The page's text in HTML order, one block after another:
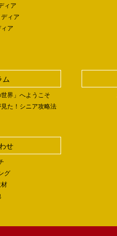
ィア
ィア
ア
ム
界」へようこそ
た！シニア攻略法
せ
グ